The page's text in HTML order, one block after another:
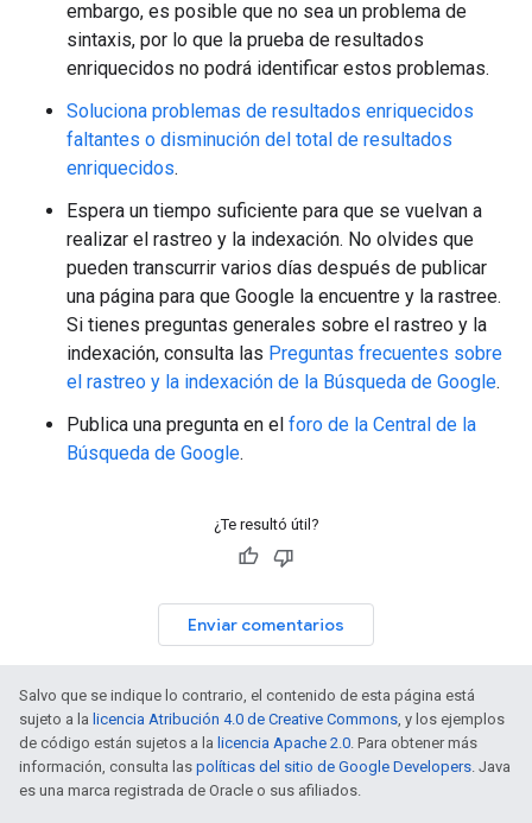
embargo, es posible que no sea un problema de
sintaxis, por lo que la prueba de resultados
enriquecidos no podrá identificar estos problemas.
Soluciona problemas de resultados enriquecidos
faltantes o disminución del total de resultados
enriquecidos.
Espera un tiempo suficiente para que se vuelvan a
realizar el rastreo y la indexación. No olvides que
pueden transcurrir varios días después de publicar
una página para que Google la encuentre y la rastree.
Si tienes preguntas generales sobre el rastreo y la
indexación, consulta las Preguntas frecuentes sobre
el rastreo y la indexación de la Búsqueda de Google.
Publica una pregunta en el foro de la Central de la
Búsqueda de Google.
¿Te resultó útil?
Enviar comentarios
Salvo que se indique lo contrario, el contenido de esta página está
sujeto a la licencia Atribución 4.0 de Creative Commons, y los ejemplos
de código están sujetos a la licencia Apache 2.0. Para obtener más
información, consulta las políticas del sitio de Google Developers. Java
es una marca registrada de Oracle o sus afiliados.